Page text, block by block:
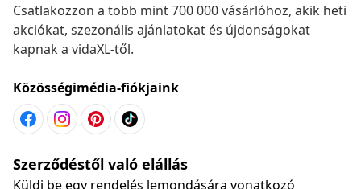
Csatlakozzon a több mint 700 000 vásárlóhoz, akik heti
akciókat, szezonális ajánlatokat és újdonságokat
kapnak a vidaXL-től.
Közösségimédia-fiókjaink
Szerződéstől való elállás
Küldj be egy rendelés lemondására vonatkozó